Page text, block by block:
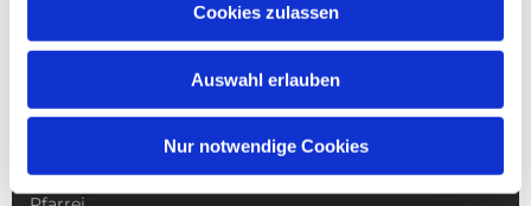
Cookies zulassen
Auswahl erlauben
Nur notwendige Cookies
Gottesdienste